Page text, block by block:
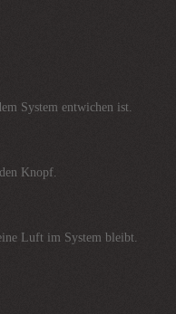
System entwichen ist.
Knopf.
Luft im System bleibt.